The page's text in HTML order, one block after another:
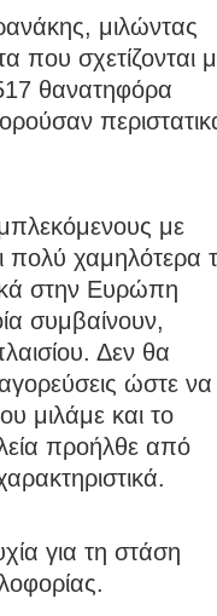
μιλώντας
που σχετίζονται
θανατηφόρα
με
πολύ χαμηλότερα
στην Ευρώπη
συμβαίνουν,
Δεν θα
ώστε να
μιλάμε και το
προήλθε από
για τη στάση